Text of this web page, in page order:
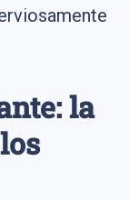
la